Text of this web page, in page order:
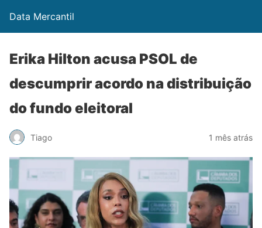
Data Mercantil
Erika Hilton acusa PSOL de
descumprir acordo na distribuição
do fundo eleitoral
Tiago 1 mês atrás